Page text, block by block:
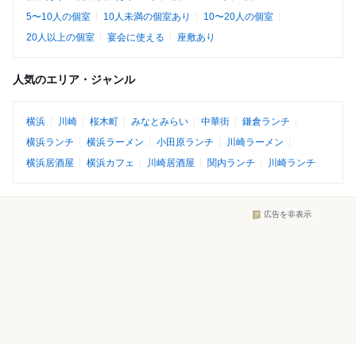
5〜10人の個室
10人未満の個室あり
10〜20人の個室
20人以上の個室
宴会に使える 座敷あり
人気のエリア・ジャンル
横浜 川崎 桜木町 みなとみらい 中華街
鎌倉ランチ
横浜ランチ
横浜ラーメン 小田原ランチ
川崎ラーメン
横浜居酒屋
横浜カフェ 川崎居酒屋 関内ランチ 川崎ランチ
広告を非表示